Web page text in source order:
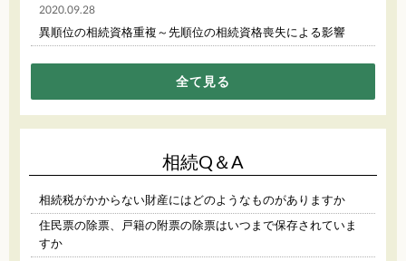
2020.09.28
異順位の相続資格重複～先順位の相続資格喪失による影響
全て見る
相続Q＆A
相続税がかからない財産にはどのようなものがありますか
住民票の除票、戸籍の附票の除票はいつまで保存されていま
すか